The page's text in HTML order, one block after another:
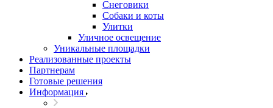
Снеговики
Собаки и коты
Улитки
Уличное освещение
Уникальные площадки
Реализованные проекты
Партнерам
Готовые решения
Информация